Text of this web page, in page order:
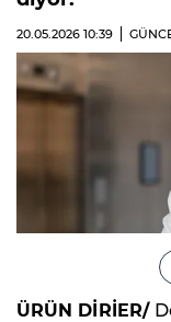
20.05.2026 10:39
ÜRÜN DİRİER/